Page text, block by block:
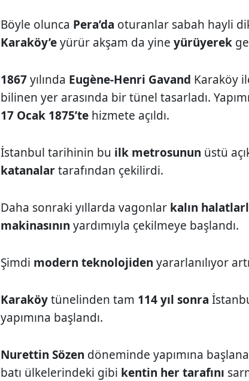
Böyle olunca Pera’da oturanlar sabah hayli
Karaköy’eyürür akşam da yineyürüyerek
1867yılında Eugène-Henri Gavand Karaköy
bilinen yer arasında bir tünel tasarladı.
17 Ocak 1875’te hizmete açıldı.
İstanbul tarihinin bu ilk metrosunun üstü
katanalartarafından çekilirdi.
Daha sonraki yıllarda vagonlar kalın
makinasının yardımıyla çekilmeye başlandı.
Şimdi modern teknolojiden yararlanılıyor
Karaköytünelinden tam 114yıl sonra
yapımına başlandı.
Nurettin Sözen döneminde yapımına
batı ülkelerindeki gibi kentin her tarafını